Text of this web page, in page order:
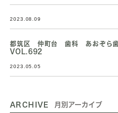
2023.08.09
都筑区 仲町台 歯科 あおぞら
VOL.692
2023.05.05
ARCHIVE 月別アーカイブ